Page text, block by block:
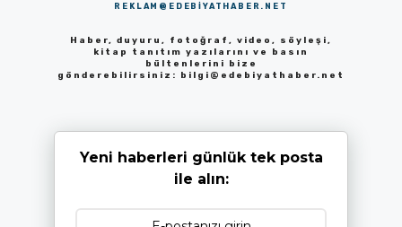
REKLAM@EDEBIYATHABER.NET
Haber, duyuru, fotoğraf, video, söyleşi,
kitap tanıtım yazılarını ve basın
bültenlerini bize
gönderebilirsiniz:
bilgi@edebiyathaber.net
Yeni haberleri günlük tek posta
ile alın: